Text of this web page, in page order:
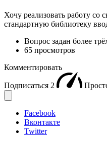
Хочу реализовать работу со
стандартную библиотеку
Вопрос задан более
65 просмотров
Комментировать
Подписаться 2
Facebook
Вконтакте
Twitter